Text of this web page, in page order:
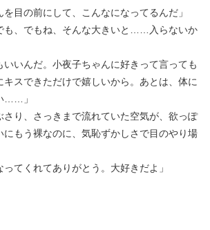
を目の前にして、こんなになってるんだ」
も、でもね、そんな大きいと……入らないか
いいんだ。小夜子ちゃんに好きって言っても
キスできただけで嬉しいから。あとは、体に
……」
り、さっきまで流れていた空気が、欲っぽ
にもう裸なのに、気恥ずかしさで目のやり場
ってくれてありがとう。大好きだよ」